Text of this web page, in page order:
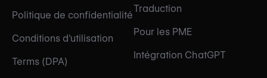
Politique de confidentialité
Conditions d'utilisation
Terms (DPA)
Traduction
Pour les PME
Intégration ChatGPT